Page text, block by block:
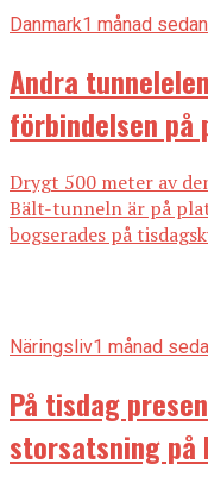
Danmark1 månad sedan
Andra
förbindelsen på
Drygt 500 meter av
Bält-tunneln är på
bogserades på
Näringsliv1 månad
På tisdag
storsatsning på